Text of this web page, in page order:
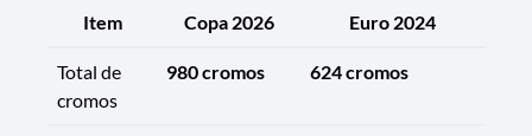
Item Copa 2026 Euro 2024
Total de
cromos
980 cromos 624 cromos